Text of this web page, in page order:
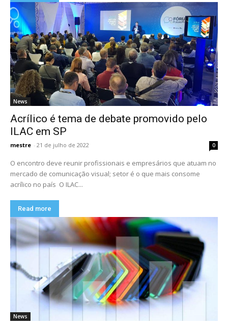
News
Acrílico é tema de debate promovido pelo
ILAC em SP
mestre - 21 de julho de 2022 0
O encontro deve reunir profissionais e empresários que atuam no
mercado de comunicação visual; setor é o que mais consome
acrílico no país O ILAC...
Read more
News